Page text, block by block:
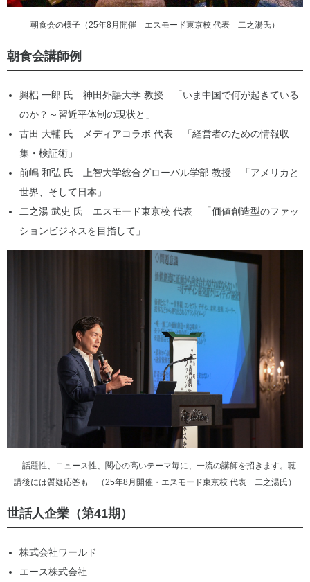
朝食会の様子（25年8月開催 エスモード東京校 代表 二之湯氏）
朝食会講師例
興梠 一郎 氏 神田外語大学 教授 「いま中国で何が起きている
のか？～習近平体制の現状と」
古田 大輔 氏 メディアコラボ 代表 「経営者のための情報収
集・検証術」
前嶋 和弘 氏 上智大学総合グローバル学部 教授 「アメリカと
世界、そして日本」
二之湯 武史 氏 エスモード東京校 代表 「価値創造型のファッ
ションビジネスを目指して」
話題性、ニュース性、関心の高いテーマ毎に、一流の講師を招きます。聴
講後には質疑応答も （25年8月開催・エスモード東京校 代表 二之湯氏）
世話人企業（第41期）
株式会社ワールド
エース株式会社